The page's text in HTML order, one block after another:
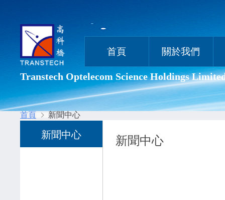
首頁 關於我們
Transtech Optelecom Science Holdings
首頁 新聞中心
新聞中心
新聞中心